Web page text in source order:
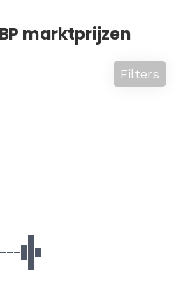
marktprijzen
Filters